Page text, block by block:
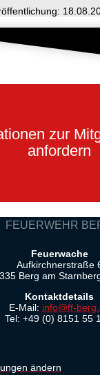
zur
anfordern
FEUERWEHR
Feuerwache
Aufkirchnerstraße
Berg am
Kontaktdetails
E-Mail: info@ff-
Tel: +49 (0) 8151 55
ändern